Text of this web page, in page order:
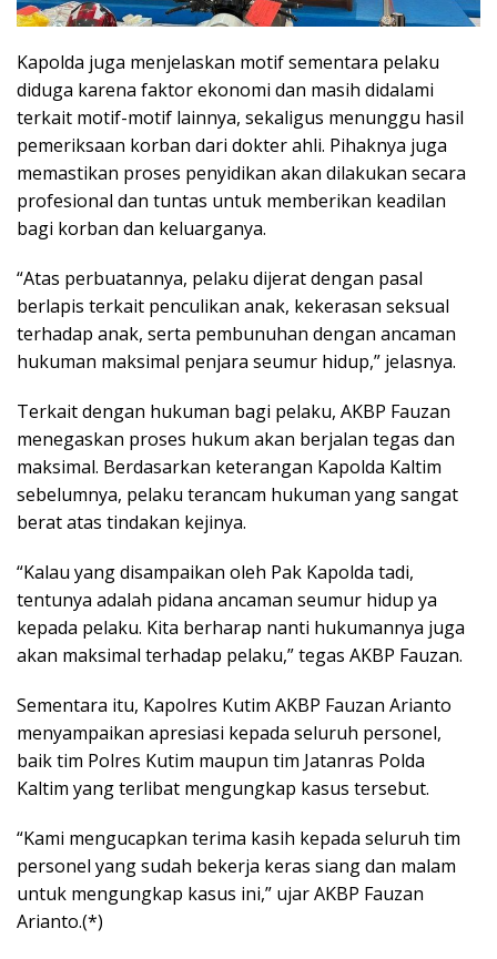
Kapolda juga menjelaskan motif sementara pelaku
diduga karena faktor ekonomi dan masih didalami
terkait motif-motif lainnya, sekaligus menunggu hasil
pemeriksaan korban dari dokter ahli. Pihaknya juga
memastikan proses penyidikan akan dilakukan secara
profesional dan tuntas untuk memberikan keadilan
bagi korban dan keluarganya.
“Atas perbuatannya, pelaku dijerat dengan pasal
berlapis terkait penculikan anak, kekerasan seksual
terhadap anak, serta pembunuhan dengan ancaman
hukuman maksimal penjara seumur hidup,” jelasnya.
Terkait dengan hukuman bagi pelaku, AKBP Fauzan
menegaskan proses hukum akan berjalan tegas dan
maksimal. Berdasarkan keterangan Kapolda Kaltim
sebelumnya, pelaku terancam hukuman yang sangat
berat atas tindakan kejinya.
“Kalau yang disampaikan oleh Pak Kapolda tadi,
tentunya adalah pidana ancaman seumur hidup ya
kepada pelaku. Kita berharap nanti hukumannya juga
akan maksimal terhadap pelaku,” tegas AKBP Fauzan.
Sementara itu, Kapolres Kutim AKBP Fauzan Arianto
menyampaikan apresiasi kepada seluruh personel,
baik tim Polres Kutim maupun tim Jatanras Polda
Kaltim yang terlibat mengungkap kasus tersebut.
“Kami mengucapkan terima kasih kepada seluruh tim
personel yang sudah bekerja keras siang dan malam
untuk mengungkap kasus ini,” ujar AKBP Fauzan
Arianto.(*)